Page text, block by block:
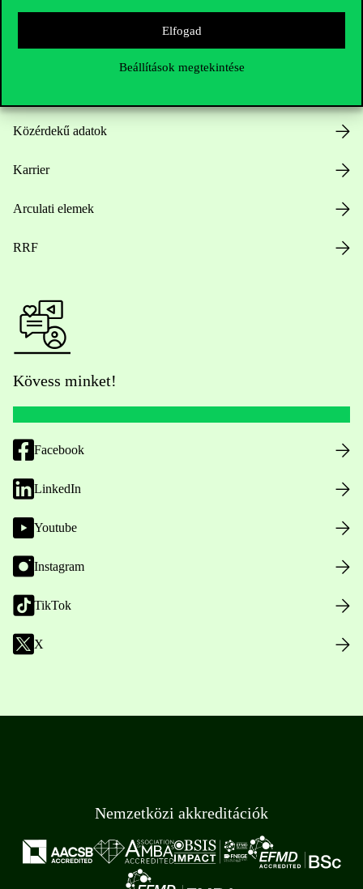
Elfogad
Beállítások megtekintése
Nyitvatartás
Közérdekű adatok
Karrier
Arculati elemek
RRF
Kövess minket!
Facebook
LinkedIn
Youtube
Instagram
TikTok
X
Nemzetközi akkreditációk